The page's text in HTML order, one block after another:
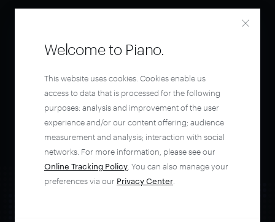
Welcome to Piano.
This website uses cookies. Cookies enable us
access to data that is processed for the following
purposes: analysis and improvement of the user
experience and/or our content offering; audience
measurement and analysis; interaction with social
networks. For more information, please see our
Online Tracking Policy . You can also manage your
preferences via our Privacy Center